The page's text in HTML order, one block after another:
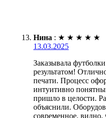
Нина : ★ ★ ★ ★ ★
13.03.2025
Заказывала
результатом!
печати. Процесс
интуитивно
пришло в целости.
объяснили.
современное, видно,